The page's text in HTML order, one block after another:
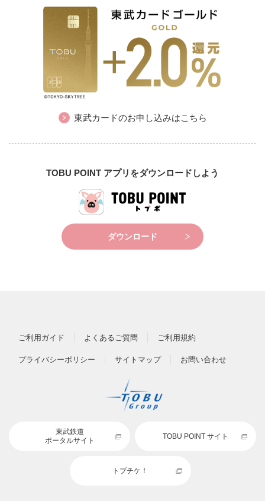
東武カードのお申し込みはこちら
TOBU POINT アプリをダウンロードしよう
ダウンロード
ご利用ガイド よくあるご質問 ご利用規約
プライバシーポリシー サイトマップ お問い合わせ
東武鉄道
ポータルサイト
TOBU POINT サイト
トブチケ！